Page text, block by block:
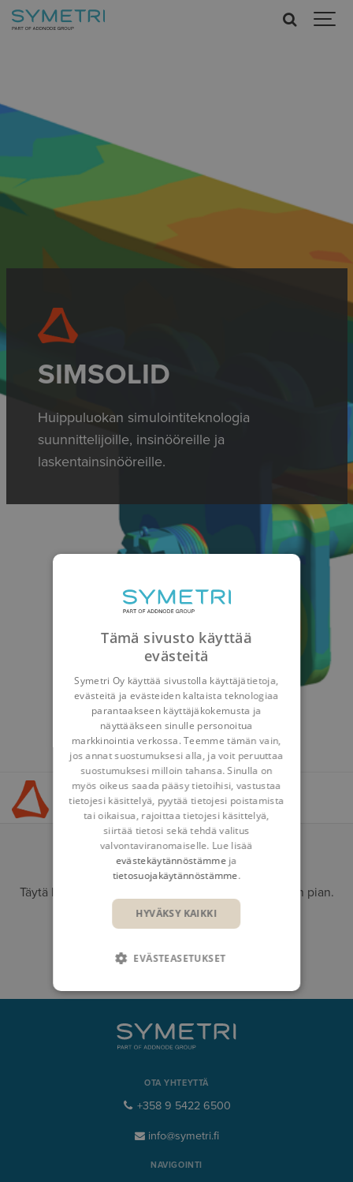
SIMSOLID
Huippuluokan simulointiteknologia
suunnittelijoille, insinööreille ja
laskentainsinööreille.
Kysy asiantuntijalta
OTA YHTEYTTÄ
Täytä lomake niin otamme yhteyttä mahdollisimman pian.
Voit myös soittaa meille +358 9 5422 6500
OTA YHTEYTTÄ
OTA YHTEYTTÄ
+358 9 5422 6500
info@symetri.fi
NAVIGOINTI
Tämä sivusto käyttää
evästeitä
Symetri Oy käyttää sivustolla käyttäjätietoja,
evästeitä ja evästeiden kaltaista teknologiaa
parantaakseen käyttäjäkokemusta ja
näyttääkseen sinulle personoitua
markkinointia verkossa. Teemme tämän vain,
jos annat suostumuksesi alla, ja voit peruuttaa
suostumuksesi milloin tahansa. Sinulla on
myös oikeus saada pääsy tietoihisi, vastustaa
tietojesi käsittelyä, pyytää tietojesi poistamista
tai oikaisua, rajoittaa tietojesi käsittelyä,
siirtää tietosi sekä tehdä valitus
valvontaviranomaiselle. Lue lisää
evästekäytännöstämme ja
tietosuojakäytännöstämme.
HYVÄKSY KAIKKI
EVÄSTEASETUKSET